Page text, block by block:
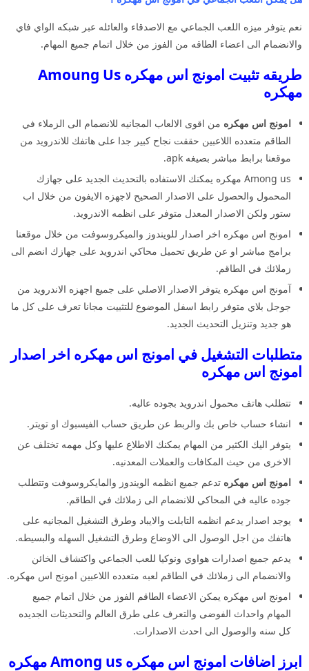
نعم يتوفر ميزه اللعب الجماعي مع الاصدقاء والعائله عبر شبكه الواي فاي
والانضمام الى اعضاء الطاقه من الفوز من خلال اتمام جميع المهام.
طريقه تثبيت امونج اس مهكره Amoung Us
مهكره
امونج اس مهكره من اقوى الالعاب المجانيه للانضمام الى الزملاء في
الطاقم متعدده اللاعبين حققت نجاح كبير جدا على هاتفك للاندرويد من
موقعنا برابط مباشر بصيغه apk.
Among us مهكره يمكنك الاستفاده بالتحديث الجديد على جهازك
المحمول والحصول على الاصدار الصحيح لاجهزه الايفون من خلال اب
ستور ولكن الاصدار المعدل متوفر على انظمه الاندرويد.
امونج اس مهكره اخر اصدار للويندوز والميكروسوفت من خلال موقعنا
برامج مباشر او عن طريق تحميل محاكي اندرويد على جهازك انضم الى
زملائك في الطاقم.
آمونج اس مهكره يتوفر الاصدار الاصلي على جميع اجهزه الاندرويد من
جوجل بلاي متوفر رابط اسفل الموضوع للتثبيت مجانا تعرف على كل ما
هو جديد وتنزيل التحديث الجديد.
متطلبات التشغيل في امونج اس مهكره اخر اصدار
امونج اس مهكره
تتطلب هاتف محمول اندرويد بجوده عاليه.
انشاء حساب خاص بك والربط عن طريق حساب الفيسبوك او تويتر.
يتوفر اليك الكثير من المهام يمكنك الاطلاع عليها وكل مهمه تختلف عن
الاخرى من حيث المكافات والعملات المعدنيه.
امونج اس مهكره تدعم جميع انظمه الويندوز والمايكروسوفت وتتطلب
جوده عاليه في المحاكي للانضمام الى زملائك في الطاقم.
يوجد اصدار يدعم انظمه التابلت والايباد وطرق التشغيل المجانيه على
هاتفك من اجل الوصول الى الاوضاع وطرق التشغيل السهله والبسيطه.
يدعم جميع اصدارات هواوي ونوكيا للعب الجماعي واكتشاف الخائن
والانضمام الى زملائك في الطاقم لعبه متعدده اللاعبين امونج اس مهكره.
امونج اس مهكره يمكن الاعضاء الطاقم الفوز من خلال اتمام جميع
المهام واحداث الفوضى والتعرف على طرق العالم والتحديثات الجديده
كل سنه والوصول الى احدث الاصدارات.
ابرز اضافات امونج اس مهكره Among us مهكره